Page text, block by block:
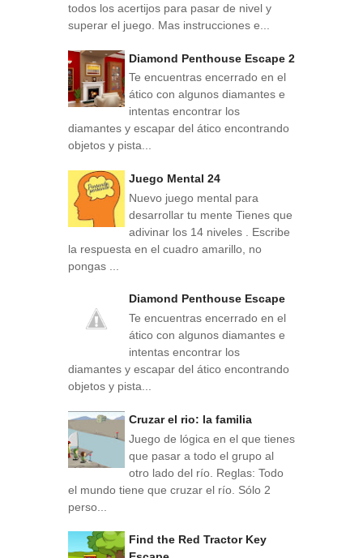
todos los acertijos para pasar de nivel y
superar el juego. Mas instrucciones e...
Diamond Penthouse Escape 2
Te encuentras encerrado en el
ático con algunos diamantes e
intentas encontrar los
diamantes y escapar del ático encontrando
objetos y pista...
Juego Mental 24
Nuevo juego mental para
desarrollar tu mente Tienes que
adivinar los 14 niveles . Escribe
la respuesta en el cuadro amarillo, no
pongas ...
Diamond Penthouse Escape
Te encuentras encerrado en el
ático con algunos diamantes e
intentas encontrar los
diamantes y escapar del ático encontrando
objetos y pista...
Cruzar el rio: la familia
Juego de lógica en el que tienes
que pasar a todo el grupo al
otro lado del río. Reglas: Todo
el mundo tiene que cruzar el río. Sólo 2
perso...
Find the Red Tractor Key